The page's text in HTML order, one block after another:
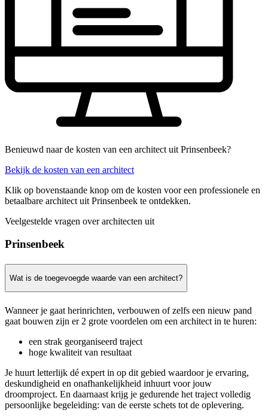
Benieuwd naar de kosten van een architect uit Prinsenbeek?
Bekijk de kosten van een architect
Klik op bovenstaande knop om de kosten voor een professionele en
betaalbare architect uit Prinsenbeek te ontdekken.
Veelgestelde vragen over architecten uit
Prinsenbeek
Wat is de toegevoegde waarde van een architect?
Wanneer je gaat herinrichten, verbouwen of zelfs een nieuw pand
gaat bouwen zijn er 2 grote voordelen om een architect in te huren:
een strak georganiseerd traject
hoge kwaliteit van resultaat
Je huurt letterlijk dé expert in op dit gebied waardoor je ervaring,
deskundigheid en onafhankelijkheid inhuurt voor jouw
droomproject. En daarnaast krijg je gedurende het traject volledig
persoonlijke begeleiding: van de eerste schets tot de oplevering.